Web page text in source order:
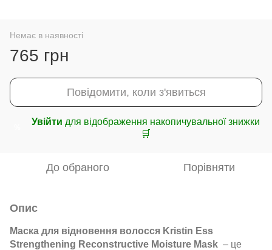
Немає в наявності
765 грн
Повідомити, коли з'явиться
Увійти для відображення накопичувальної знижки
🛒
До обраного Порівняти
Опис
Маска для відновення волосся Kristin Ess
Strengthening Reconstructive Moisture Mask – це